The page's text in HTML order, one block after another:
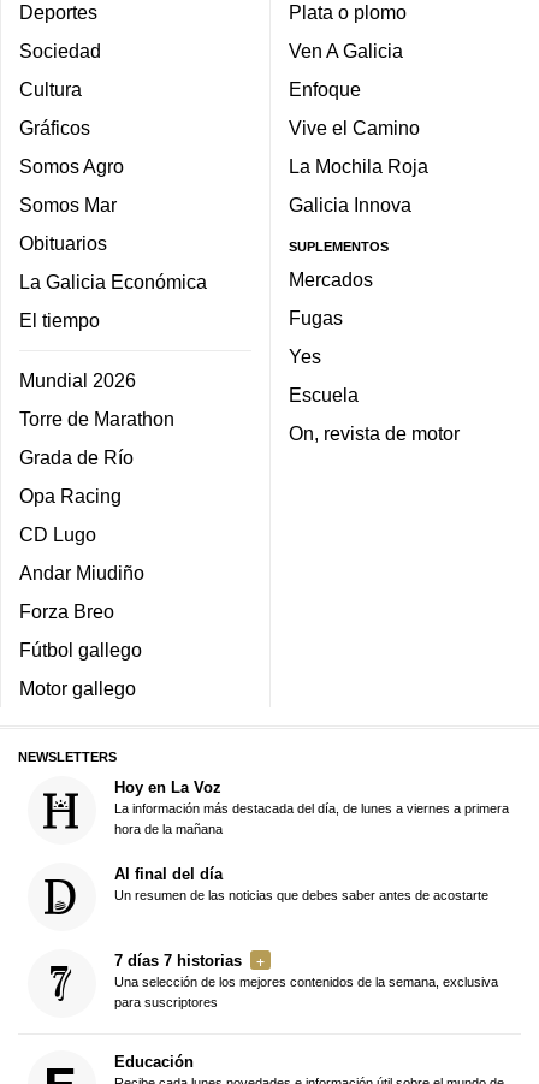
Deportes
Sociedad
Cultura
Gráficos
Somos Agro
Somos Mar
Obituarios
La Galicia Económica
El tiempo
Mundial 2026
Torre de Marathon
Grada de Río
Opa Racing
CD Lugo
Andar Miudiño
Forza Breo
Fútbol gallego
Motor gallego
Plata o plomo
Ven A Galicia
Enfoque
Vive el Camino
La Mochila Roja
Galicia Innova
SUPLEMENTOS
Mercados
Fugas
Yes
Escuela
On, revista de motor
NEWSLETTERS
Hoy en La Voz
La información más destacada del día, de lunes a viernes a primera
hora de la mañana
Al final del día
Un resumen de las noticias que debes saber antes de acostarte
7 días 7 historias
Una selección de los mejores contenidos de la semana, exclusiva
para suscriptores
Educación